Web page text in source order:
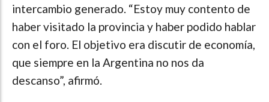
intercambio generado. “Estoy muy contento de
haber visitado la provincia y haber podido hablar
con el foro. El objetivo era discutir de economía,
que siempre en la Argentina no nos da
descanso”, afirmó.